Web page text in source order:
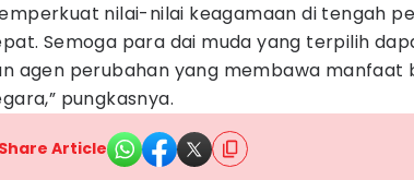
nilai-nilai keagamaan di tengah
Semoga para dai muda yang terpilih
agen perubahan yang membawa manfaat
pungkasnya.
Share Article